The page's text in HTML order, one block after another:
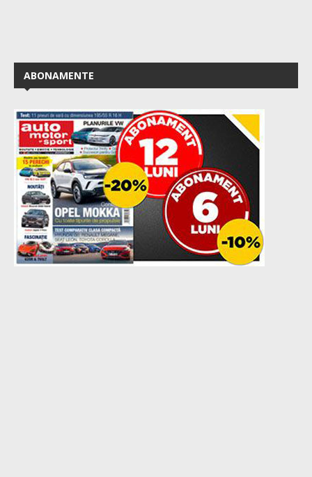
ABONAMENTE